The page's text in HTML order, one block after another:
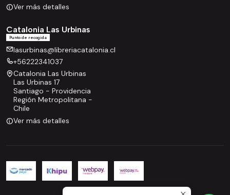
Ver más detalles
Catalonia Las Urbinas
Punto de recogida
lasurbinas@libreriacatalonia.cl
+56222341037
Catalonia Las Urbinas
Las Urbinas 17
Santiago - Providencia
Región Metropolitana -
Chile
Ver más detalles